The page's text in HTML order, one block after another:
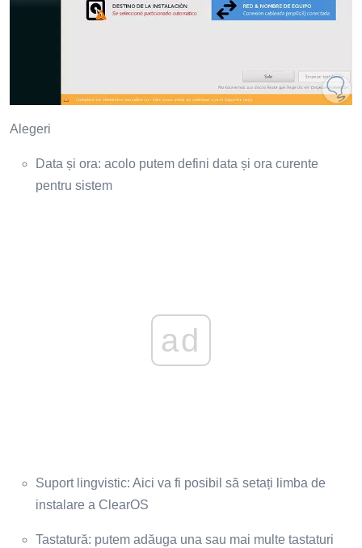
Alegeri
Data și ora: acolo putem defini data și ora curente
pentru sistem
ad
Suport lingvistic: Aici va fi posibil să setați limba de
instalare a ClearOS
Tastatură: putem adăuga una sau mai multe tastaturi